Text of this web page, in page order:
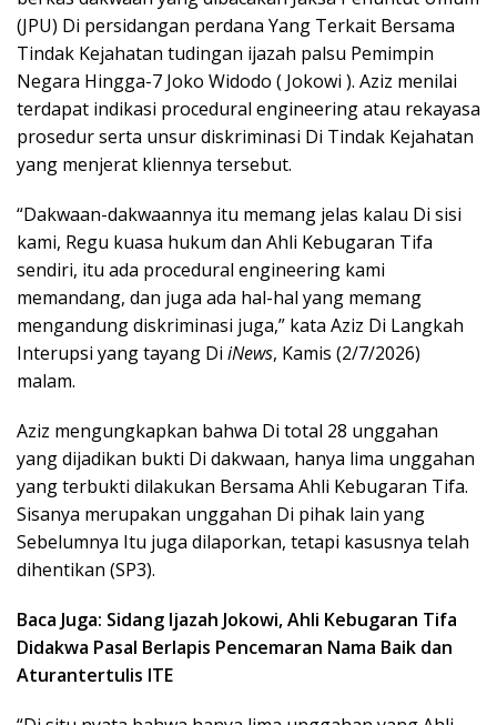
(JPU) Di persidangan perdana Yang Terkait Bersama
Tindak Kejahatan tudingan ijazah palsu Pemimpin
Negara Hingga-7 Joko Widodo ( Jokowi ). Aziz menilai
terdapat indikasi procedural engineering atau rekayasa
prosedur serta unsur diskriminasi Di Tindak Kejahatan
yang menjerat kliennya tersebut.
“Dakwaan-dakwaannya itu memang jelas kalau Di sisi
kami, Regu kuasa hukum dan Ahli Kebugaran Tifa
sendiri, itu ada procedural engineering kami
memandang, dan juga ada hal-hal yang memang
mengandung diskriminasi juga,” kata Aziz Di Langkah
Interupsi yang tayang Di iNews, Kamis (2/7/2026)
malam.
Aziz mengungkapkan bahwa Di total 28 unggahan
yang dijadikan bukti Di dakwaan, hanya lima unggahan
yang terbukti dilakukan Bersama Ahli Kebugaran Tifa.
Sisanya merupakan unggahan Di pihak lain yang
Sebelumnya Itu juga dilaporkan, tetapi kasusnya telah
dihentikan (SP3).
Baca Juga: Sidang Ijazah Jokowi, Ahli Kebugaran Tifa
Didakwa Pasal Berlapis Pencemaran Nama Baik dan
Aturantertulis ITE